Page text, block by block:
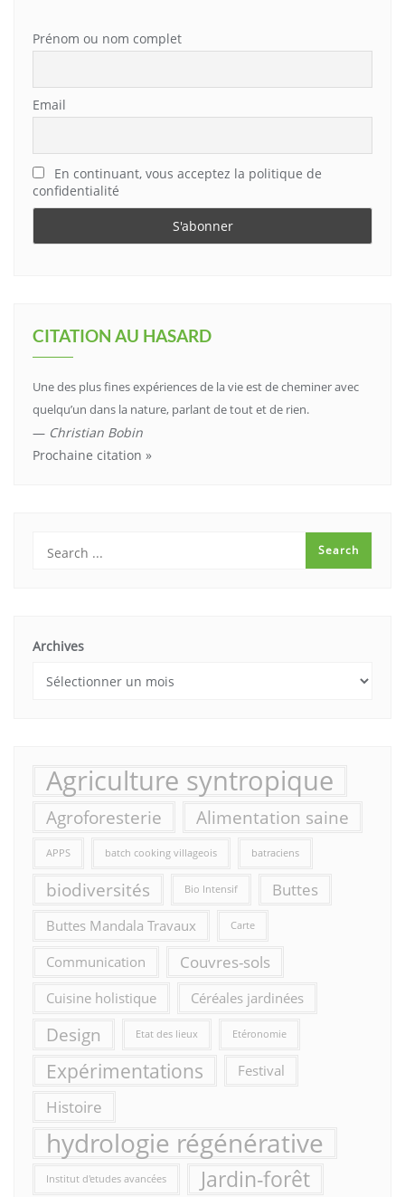
Prénom ou nom complet
Email
En continuant, vous acceptez la politique de
confidentialité
CITATION AU HASARD
Une des plus fines expériences de la vie est de cheminer avec
quelqu’un dans la nature, parlant de tout et de rien.
— Christian Bobin
Prochaine citation »
Archives
Agriculture syntropique
Agroforesterie Alimentation saine
APPS batch cooking villageois batraciens
biodiversités Bio Intensif Buttes
Buttes Mandala Travaux Carte
Communication Couvres-sols
Cuisine holistique Céréales jardinées
Design Etat des lieux Etéronomie
Expérimentations Festival
Histoire
hydrologie régénérative
Institut d'etudes avancées Jardin-forêt